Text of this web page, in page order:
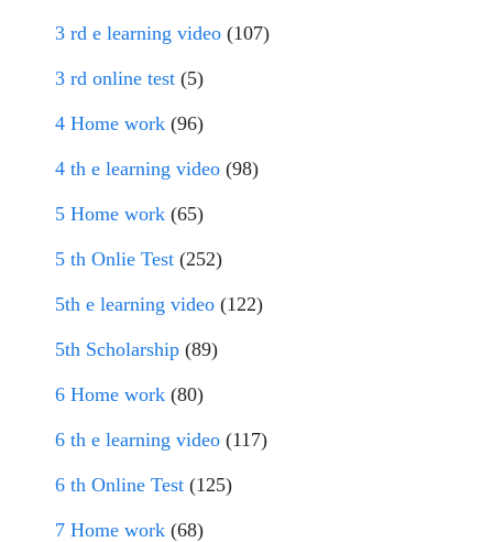
3 rd e learning video (107)
3 rd online test (5)
4 Home work (96)
4 th e learning video (98)
5 Home work (65)
5 th Onlie Test (252)
5th e learning video (122)
5th Scholarship (89)
6 Home work (80)
6 th e learning video (117)
6 th Online Test (125)
7 Home work (68)